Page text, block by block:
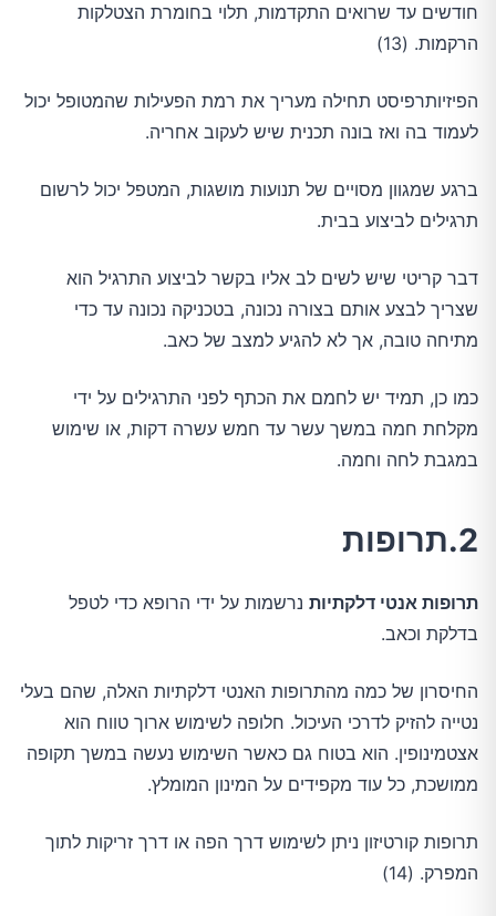
חודשים עד שרואים התקדמות, תלוי בחומרת הצטלקות
הרקמות. (13)
הפיזיותרפיסט תחילה מעריך את רמת הפעילות שהמטופל יכול
לעמוד בה ואז בונה תכנית שיש לעקוב אחריה.
ברגע שמגוון מסויים של תנועות מושגות, המטפל יכול לרשום
תרגילים לביצוע בבית.
דבר קריטי שיש לשים לב אליו בקשר לביצוע התרגיל הוא
שצריך לבצע אותם בצורה נכונה, בטכניקה נכונה עד כדי
מתיחה טובה, אך לא להגיע למצב של כאב.
כמו כן, תמיד יש לחמם את הכתף לפני התרגילים על ידי
מקלחת חמה במשך עשר עד חמש עשרה דקות, או שימוש
במגבת לחה וחמה.
2.תרופות
תרופות אנטי דלקתיות נרשמות על ידי הרופא כדי לטפל
בדלקת וכאב.
החיסרון של כמה מהתרופות האנטי דלקתיות האלה, שהם בעלי
נטייה להזיק לדרכי העיכול. חלופה לשימוש ארוך טווח הוא
אצטמינופין. הוא בטוח גם כאשר השימוש נעשה במשך תקופה
ממושכת, כל עוד מקפידים על המינון המומלץ.
תרופות קורטיזון ניתן לשימוש דרך הפה או דרך זריקות לתוך
המפרק. (14)